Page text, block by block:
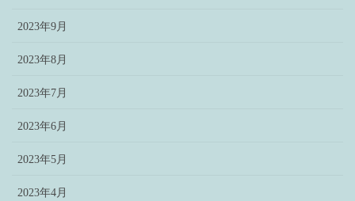
2023年9月
2023年8月
2023年7月
2023年6月
2023年5月
2023年4月